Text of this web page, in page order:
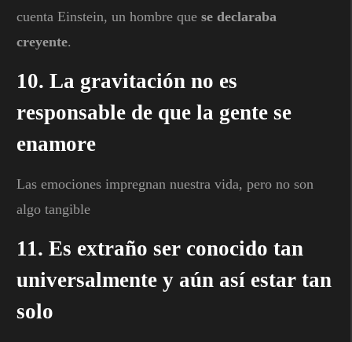
cuenta Einstein, un hombre que se declaraba
creyente.
10. La gravitación no es
responsable de que la gente se
enamore
Las emociones impregnan nuestra vida, pero no son
algo tangible
11. Es extraño ser conocido tan
universalmente y aún así estar tan
solo